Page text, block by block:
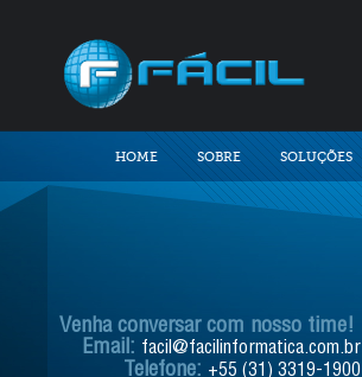
HOME SOBRE SOLUÇÕES
Venha conversar com nosso time!
Email: facil@facilinformatica.com.br
Telefone: +55 (31) 3319-1900